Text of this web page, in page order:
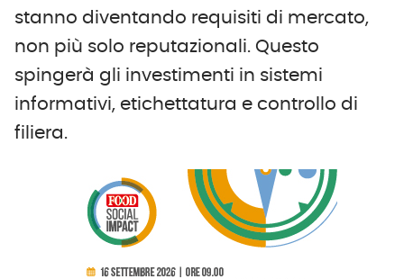
stanno diventando requisiti di mercato,
non più solo reputazionali. Questo
spingerà gli investimenti in sistemi
informativi, etichettatura e controllo di
filiera.